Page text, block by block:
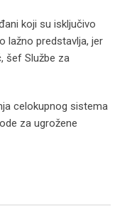
koji su isključivo
lažno predstavlja, jer
šef Službe za
celokupnog sistema
za ugrožene